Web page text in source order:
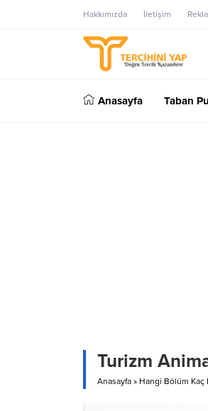
Hakkımızda İletişim
Anasayfa Taban
Turizm
Anasayfa » Hangi Bölüm Kaç